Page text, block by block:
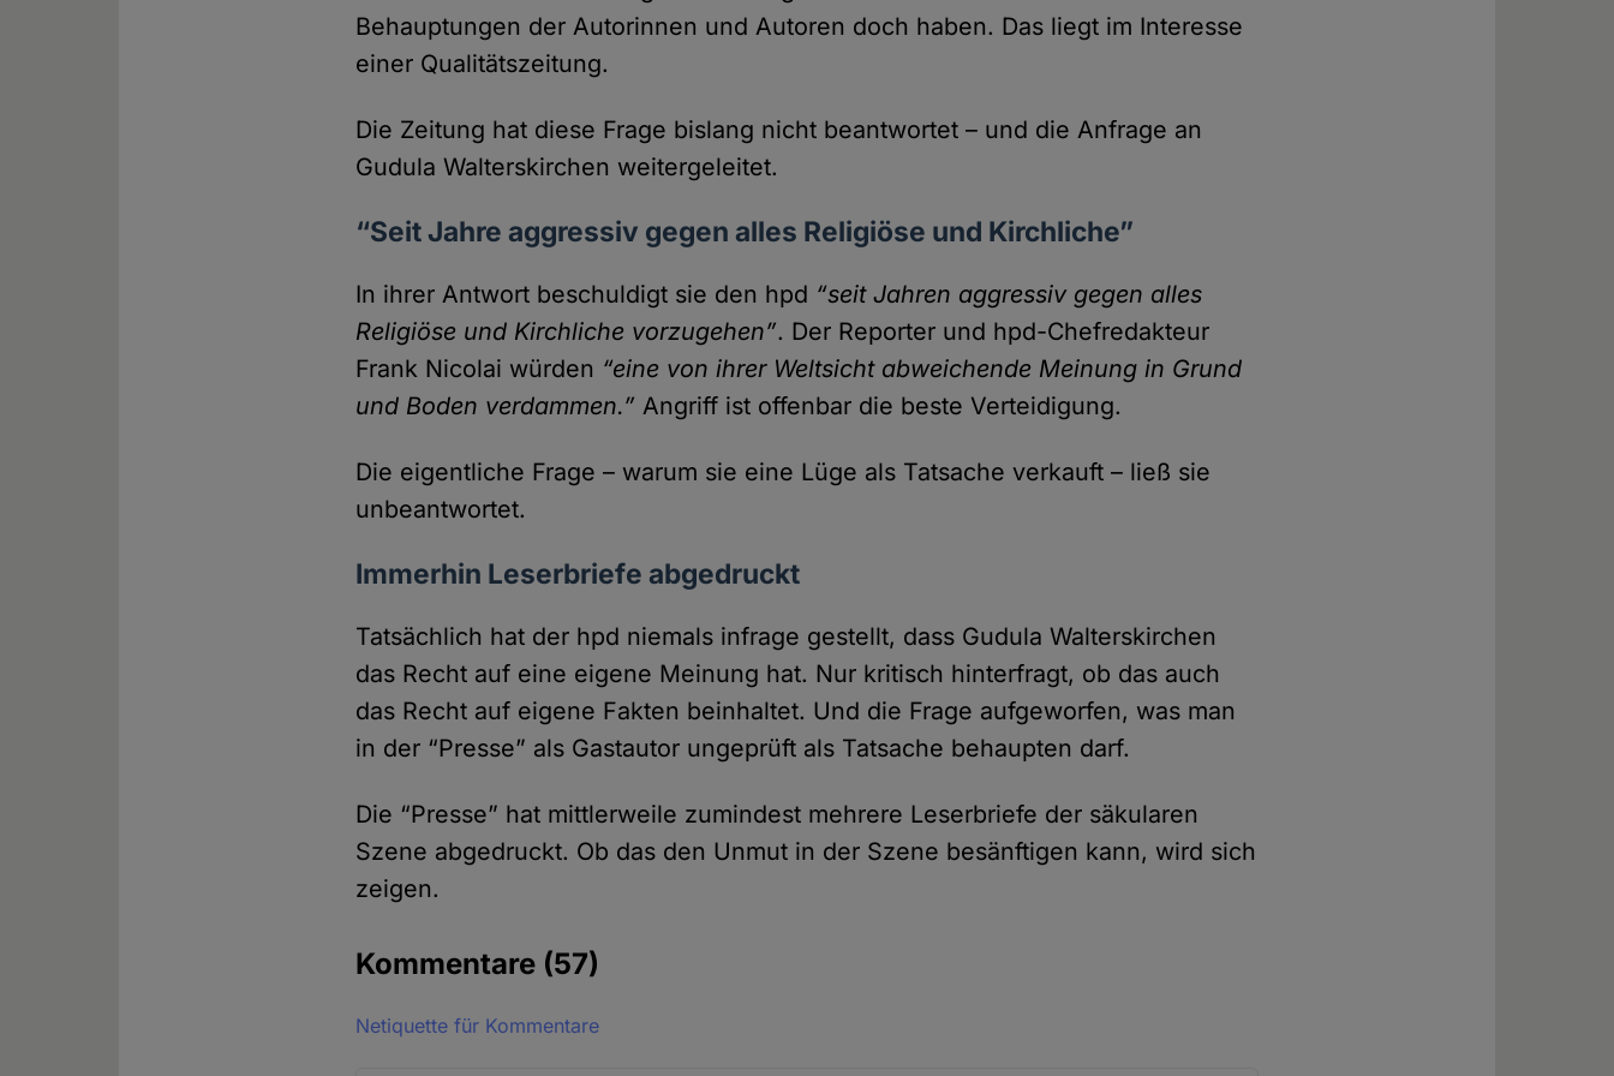
Behauptungen der Autorinnen und Autoren doch haben. Das liegt im Interesse
einer Qualitäts­zeitung.
Die Zeitung hat diese Frage bislang nicht beantwortet – und die Anfrage an
Gudula Walterskirchen weitergeleitet.
“Seit Jahre aggressiv gegen alles Religiöse und Kirchliche”
In ihrer Antwort beschuldigt sie den hpd “seit Jahren aggressiv gegen alles
Religiöse und Kirchliche vorzu­gehen”. Der Reporter und hpd-Chef­redakteur
Frank Nicolai würden “eine von ihrer Welt­sicht abweichende Meinung in Grund
und Boden verdammen.” Angriff ist offenbar die beste Verteidigung.
Die eigentliche Frage – warum sie eine Lüge als Tat­sache verkauft – ließ sie
unbeantwortet.
Immerhin Leserbriefe abgedruckt
Tatsächlich hat der hpd niemals infrage gestellt, dass Gudula Walterskirchen
das Recht auf eine eigene Meinung hat. Nur kritisch hinter­fragt, ob das auch
das Recht auf eigene Fakten beinhaltet. Und die Frage aufge­worfen, was man
in der “Presse” als Gast­autor ungeprüft als Tatsache behaupten darf.
Die “Presse” hat mittler­weile zumindest mehrere Leser­briefe der säkularen
Szene abge­druckt. Ob das den Unmut in der Szene besänftigen kann, wird sich
zeigen.
Kommentare (57)
Netiquette für Kommentare